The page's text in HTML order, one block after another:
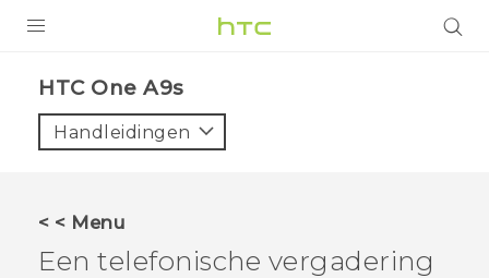
VIVE
HTC One A9s‎
Handleidingen
< < Menu
Een telefonische vergadering